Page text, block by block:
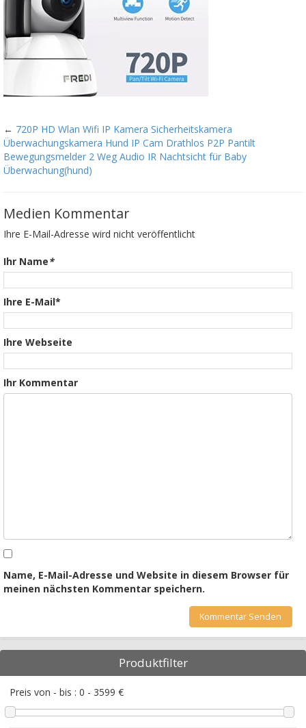
← 720P HD Wlan Wifi IP Kamera Sicherheitskamera
Überwachungskamera Hund IP Cam Drathlos P2P Pantilt
Bewegungsmelder 2 Weg Audio IR Nachtsicht für Baby
Überwachung(hund)
Medien Kommentar
Ihre E-Mail-Adresse wird nicht veröffentlicht
Ihr Name*
Ihre E-Mail*
Ihre Webseite
Ihr Kommentar
Name, E-Mail-Adresse und Website in diesem Browser für
meinen nächsten Kommentar speichern.
Produktfilter
Preis von - bis : 0 - 3599 €